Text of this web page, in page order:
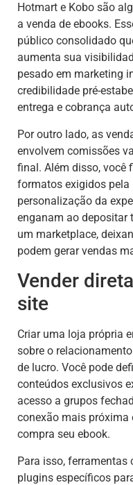
Hotmart e Kobo são
a venda de ebooks.
público consolidado
aumenta sua
pesado em marketing
credibilidade pré-
entrega e cobrança
Por outro lado, as
envolvem comissões
final. Além disso, você
formatos exigidos
personalização da
enganam ao depositar
um marketplace,
podem gerar vendas
Vender
site
Criar uma loja própria
sobre o
de lucro. Você pode
conteúdos exclusivos
acesso a grupos
conexão mais próxima
compra seu ebook.
Para isso, ferramentas
plugins específicos